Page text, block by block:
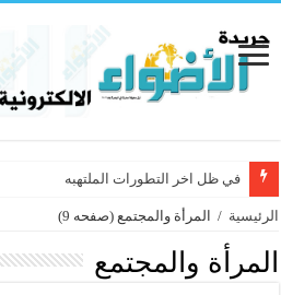
في ظل اخر التطورات الملتهبه
الرئيسية / المرأة والمجتمع (صفحه 9)
المرأة والمجتمع